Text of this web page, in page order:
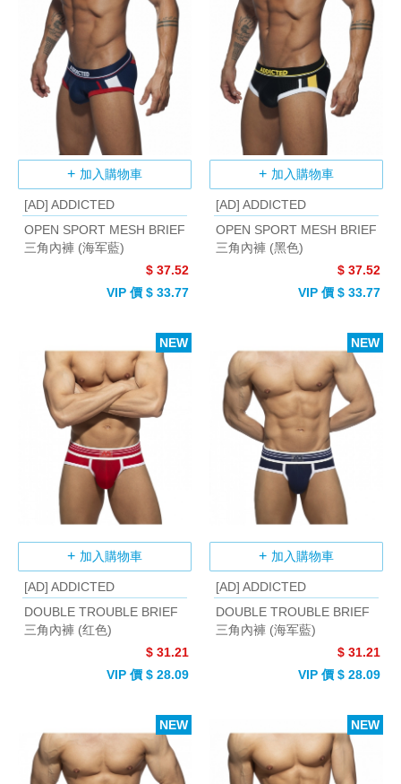
加入購物車
[AD] ADDICTED
OPEN SPORT MESH BRIEF
三角內褲 (海军藍)
$ 37.52
VIP 價 $ 33.77
加入購物車
[AD] ADDICTED
OPEN SPORT MESH BRIEF
三角內褲 (黑色)
$ 37.52
VIP 價 $ 33.77
加入購物車
[AD] ADDICTED
DOUBLE TROUBLE BRIEF
三角內褲 (红色)
$ 31.21
VIP 價 $ 28.09
NEW
加入購物車
[AD] ADDICTED
DOUBLE TROUBLE BRIEF
三角內褲 (海军藍)
$ 31.21
VIP 價 $ 28.09
NEW
NEW NEW